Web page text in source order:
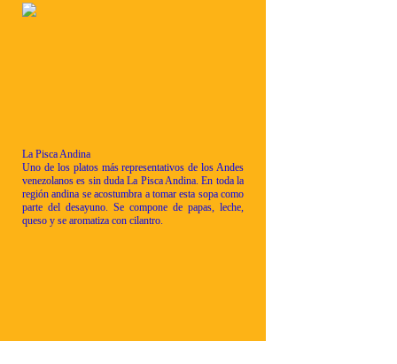
La Pisca Andina
Uno de los platos más representativos de los Andes
venezolanos es sin duda La Pisca Andina. En toda la
región andina se acostumbra a tomar esta sopa como
parte del desayuno. Se compone de papas, leche,
queso y se aromatiza con cilantro.